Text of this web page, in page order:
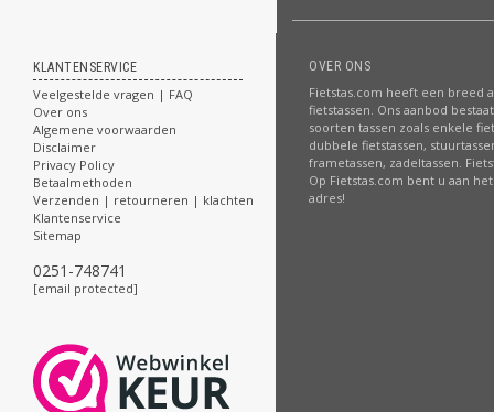
KLANTENSERVICE
Veelgestelde vragen | FAQ
Over ons
Algemene voorwaarden
Disclaimer
Privacy Policy
Betaalmethoden
Verzenden | retourneren | klachten
Klantenservice
Sitemap
0251-748741
[email protected]
OVER ONS
Fietstas.com heeft een breed
fietstassen. Ons aanbod
soorten tassen zoals enkele
dubbele fietstassen,
frametassen, zadeltassen.
Op Fietstas.com bent u aan
adres!